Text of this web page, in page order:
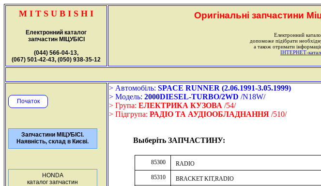
M I T S U B I S H I
Електронний каталог
запчастин МІЦУБІСІ
(044) 566-04-13,
(067) 501-42-43, (050) 938-35-12
Оригінальні запчастини
Електронний
допоможе підібрати
а також отримати
ІНТЕРНЕТ-
Початок
Запчастини МІЦУБІСІ.
Наявність, склад в Києві.
HONDA
каталог запчастин
> Автомобіль: SPACE RUNNER (2.06.1991-3.05.1999)
> Модель: 2000DIESEL-TURBO/2WD /N18W/
> Група: ЕЛЕКТРИКА КУЗОВА /54/
> Підгрупа: РАДІО ТА АУДІООБЛАДНАННЯ /510/
Выберіть ЗАПЧАСТИНУ:
85300
RADIO
85310
BRACKET KIT,RADIO